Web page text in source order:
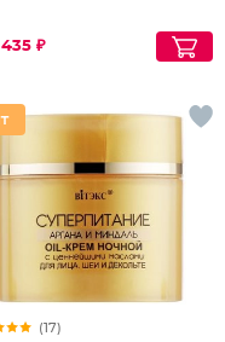
435 ₽
(17)